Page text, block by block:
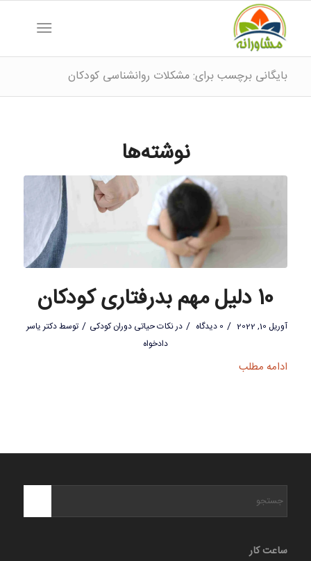
بایگانی برچسب برای: مشکلات روانشناسی کودکان
نوشته‌ها
10 دلیل مهم بدرفتاری کودکان
آوریل 10, 2022 / 0 دیدگاه / درنکات حیاتی دوران کودکی / توسطدکتر یاسر
دادخواه
ادامه مطلب
ساعت کار